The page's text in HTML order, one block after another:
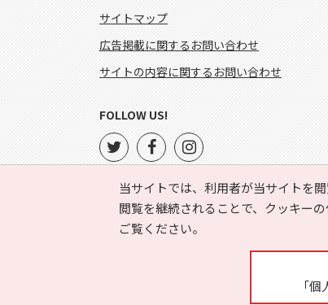
当サイトでは、利用者が当サイトを
閲覧を継続されることで、クッキー
ご覧ください。
「
サイトマップ
広告掲載に関するお問い合わせ
サイトの内容に関するお問い合わせ
FOLLOW US!